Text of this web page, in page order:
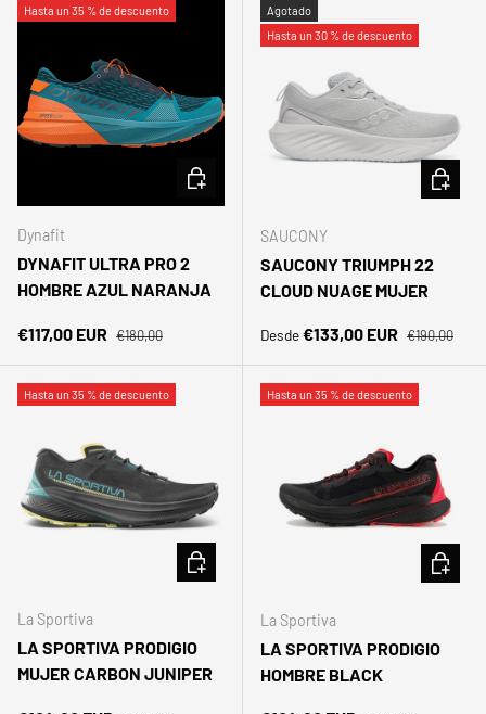
Hasta un 35 % de descuento
Dynafit
DYNAFIT ULTRA PRO 2
HOMBRE AZUL NARANJA
Precio de venta
€117,00 EUR Precio normal
€180,00
ELEGIR OPCIONES
Agotado
Hasta un 30 % de descuento
SAUCONY
SAUCONY TRIUMPH 22
CLOUD NUAGE MUJER
Precio de venta
Desde€133,00 EUR Precio
€190,00
ELEGIR
Hasta un 35 % de descuento
La Sportiva
LA SPORTIVA PRODIGIO
MUJER CARBON JUNIPER
ELEGIR OPCIONES
Hasta un 35 % de descuento
La Sportiva
LA SPORTIVA PRODIGIO
HOMBRE BLACK
ELEGIR